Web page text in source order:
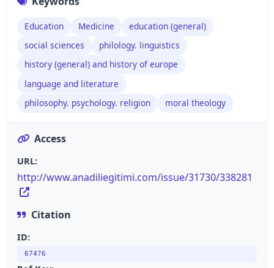
Education Medicine
education (general)
social sciences
philology. linguistics
history (general) and history of europe
language and literature
philosophy. psychology. religion
moral theology
Access
URL:
http://www.anadiliegitimi.com/issue/31730/338281
Citation
ID:
67476